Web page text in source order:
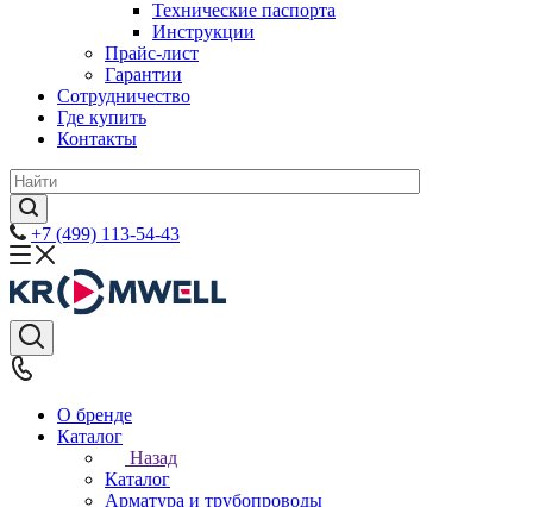
Технические паспорта
Инструкции
Прайс-лист
Гарантии
Сотрудничество
Где купить
Контакты
+7 (499) 113-54-43
О бренде
Каталог
Назад
Каталог
Арматура и трубопроводы